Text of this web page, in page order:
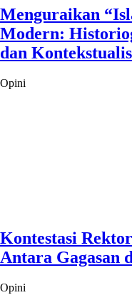
Menguraikan
Modern:
dan
Opini
Kontestasi
Antara Gagasan
Opini